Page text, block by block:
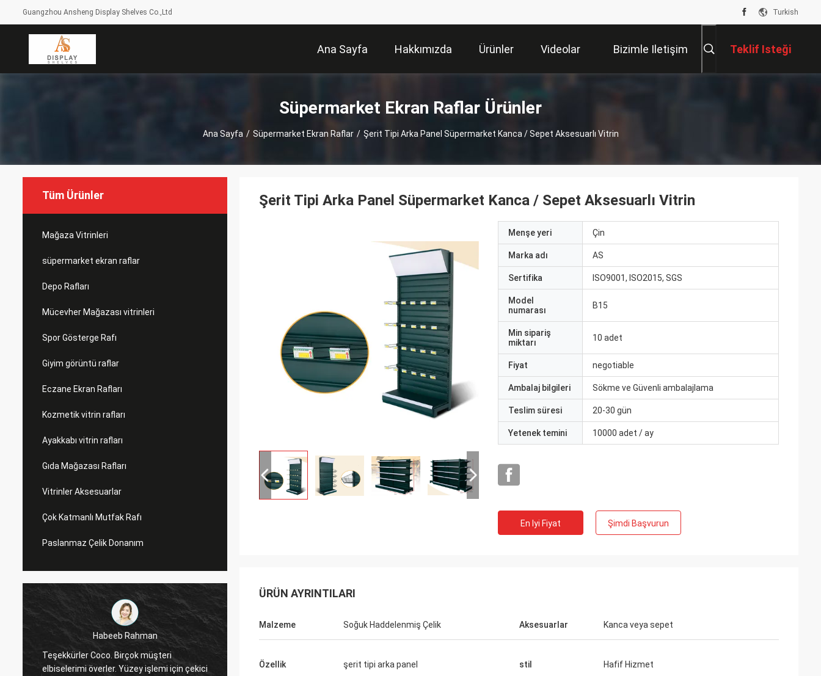
Guangzhou Ansheng Display Shelves Co.,Ltd Turkish
Ana Sayfa Hakkımızda Ürünler Videolar Bizimle Iletişim Teklif Isteği
Süpermarket Ekran Raflar Ürünler
Ana Sayfa / Süpermarket Ekran Raflar / Şerit Tipi Arka Panel Süpermarket Kanca / Sepet Aksesuarlı Vitrin
Tüm Ürünler
Mağaza Vitrinleri
süpermarket ekran raflar
Depo Rafları
Mücevher Mağazası vitrinleri
Spor Gösterge Rafı
Giyim görüntü raflar
Eczane Ekran Rafları
Kozmetik vitrin rafları
Ayakkabı vitrin rafları
Gıda Mağazası Rafları
Vitrinler Aksesuarlar
Çok Katmanlı Mutfak Rafı
Paslanmaz Çelik Donanım
Marco Galletti
Benim için her zaman iyi bir iş çıkardın!
Noel vitrini vitrin rafları geldi. Kurulumdan
depomuz düzenli görünüyor. Ve spor
elbiselerimi överler. Yüzey işlemi için çekici
Şerit Tipi Arka Panel Süpermarket Kanca / Sepet Aksesuarlı Vitrin
Menşe yeri Çin
Marka adı AS
Sertifika ISO9001, ISO2015, SGS
Model
numarası
B15
Min sipariş
miktarı
10 adet
Fiyat negotiable
Ambalaj bilgileri Sökme ve Güvenli ambalajlama
Teslim süresi 20-30 gün
Yetenek temini 10000 adet / ay
En Iyi Fiyat Şimdi Başvurun
ÜRÜN AYRINTILARI
Malzeme Soğuk Haddelenmiş Çelik Aksesuarlar Kanca veya sepet
Özellik şerit tipi arka panel stil Hafif Hizmet